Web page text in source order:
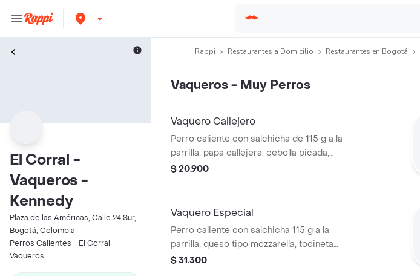
El Corral -
Vaqueros -
Kennedy
Plaza de las Américas, Calle 24 Sur,
Bogotá, Colombia
Perros Calientes - El Corral -
Vaqueros
Rappi Restaurantes a Domicilio Restaurantes en Bogotá
Vaqueros - Muy Perros
Vaquero Callejero
Perro caliente con salchicha de 115 g a la
parrilla, papa callejera, cebolla picada,
salsa blanca, salsa de tomate y mostaza
$ 20.900
Vaquero Especial
Perro caliente con salchicha 115 g a la
parrilla, queso tipo mozzarella, tocineta
picada, papa callejera, cebolla picada,
$ 31.300